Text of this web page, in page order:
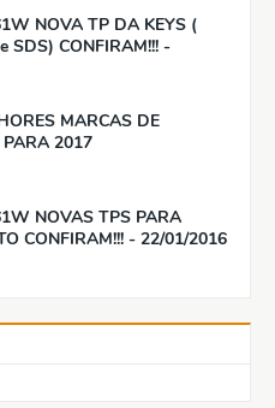
NOVA TP DA KEYS (
SDS) CONFIRAM!!! -
MARCAS DE
PARA 2017
NOVAS TPS PARA
CONFIRAM!!! - 22/01/2016